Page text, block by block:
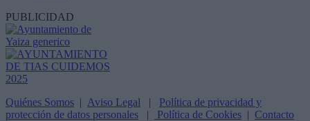
PUBLICIDAD
Quiénes Somos | Aviso Legal | Política de privacidad y
protección de datos personales | Política de Cookies | Contacto